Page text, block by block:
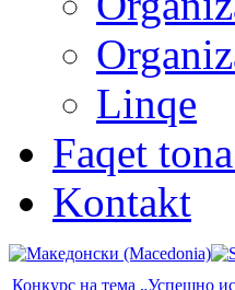
Linqe
Faqet
Kontakt
Конкурс на тема „Успешно